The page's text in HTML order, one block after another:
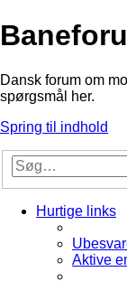
Dansk forum om
spørgsmål her.
Spring til indhold
Hurtige links
Aktive